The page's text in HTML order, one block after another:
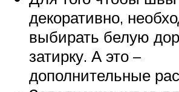
декоративно,
выбирать белую
затирку. А это –
дополнительные